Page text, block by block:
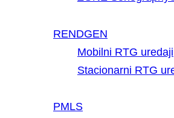
RENDGEN
Mobilni RTG uredaji
Stacionarni RTG
PMLS